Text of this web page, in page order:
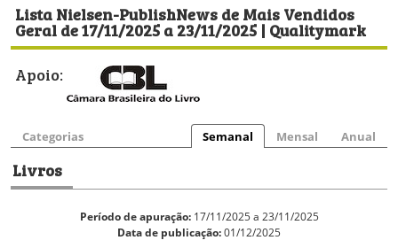
Lista Nielsen-PublishNews de Mais Vendidos
Geral de 17/11/2025 a 23/11/2025 | Qualitymark
Apoio:
Categorias Semanal Mensal Anual
Livros
Período de apuração:17/11/2025 a 23/11/2025
Data de publicação:01/12/2025